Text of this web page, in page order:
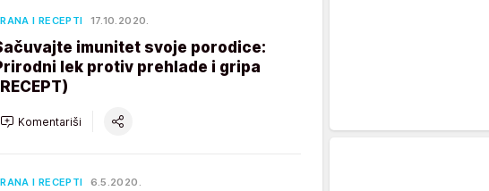
I RECEPTI 17.10.2020.
imunitet svoje porodice:
lek protiv prehlade i gripa
Komentariši
I RECEPTI 6.5.2020.